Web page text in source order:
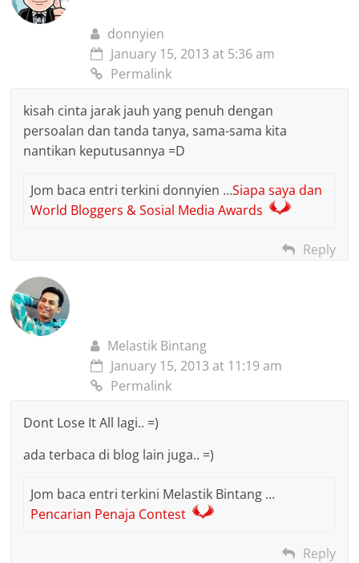
donnyien
January 15, 2013 at 5:36 am
Permalink
kisah cinta jarak jauh yang penuh dengan
persoalan dan tanda tanya, sama-sama kita
nantikan keputusannya =D
Jom baca entri terkini donnyien …Siapa saya dan
World Bloggers & Sosial Media Awards
Reply
Melastik Bintang
January 15, 2013 at 11:19 am
Permalink
Dont Lose It All lagi.. =)
ada terbaca di blog lain juga.. =)
Jom baca entri terkini Melastik Bintang …
Pencarian Penaja Contest
Reply